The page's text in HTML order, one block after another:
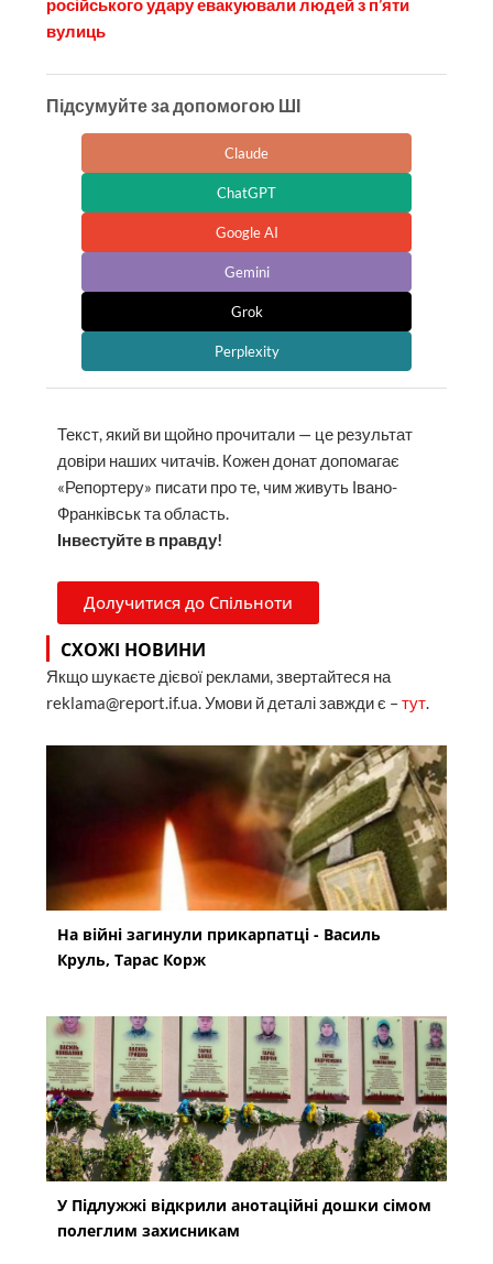
російського удару евакуювали людей з п’яти
вулиць
Підсумуйте за допомогою ШІ
Claude
ChatGPT
Google AI
Gemini
Grok
Perplexity
Текст, який ви щойно прочитали — це результат
довіри наших читачів. Кожен донат допомагає
«Репортеру» писати про те, чим живуть Івано-
Франківськ та область.
Інвестуйте в правду!
Долучитися до Спільноти
СХОЖІ НОВИНИ
Якщо шукаєте дієвої реклами, звертайтеся на
reklama@report.if.ua. Умови й деталі завжди є –тут.
На війні загинули прикарпатці - Василь
Круль, Тарас Корж
У Підлужжі відкрили анотаційні дошки сімом
полеглим захисникам